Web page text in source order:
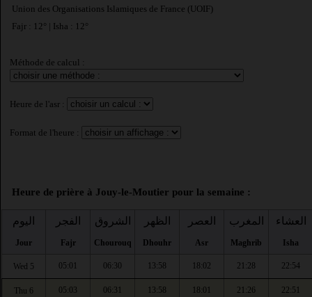
Union des Organisations Islamiques de France (UOIF)
Fajr : 12° | Isha : 12°
Méthode de calcul :
Heure de l'asr :
Format de l'heure :
Heure de prière à Jouy-le-Moutier pour la semaine :
اليوم
Jour
الفجر
Fajr
الشروق
Chourouq
الظهر
Dhouhr
العصر
Asr
المغرب
Maghrib
العشاء
Isha
Wed 5 05:01 06:30 13:58 18:02 21:28 22:54
Thu 6 05:03 06:31 13:58 18:01 21:26 22:51